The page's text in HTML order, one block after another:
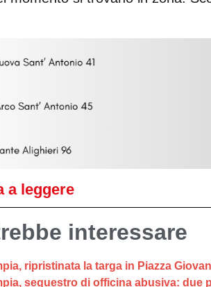
a leggere
interessare
ripristinata la targa in Piazza
sequestro di officina abusiva: due